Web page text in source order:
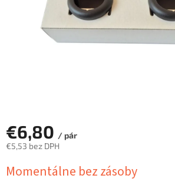
€6,80 / pár
€5,53 bez DPH
cena:
Momentálne bez zásoby